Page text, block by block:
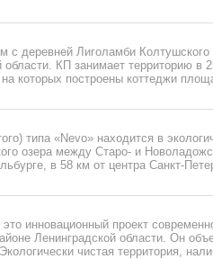
с деревней Лиголамби Колтушского
КП занимает территорию в
которых построены коттеджи
типа «Nevo» находится в
озера между Старо- и
в 58 км от центра Санкт-
инновационный проект
Ленинградской области. Он
чистая территория,